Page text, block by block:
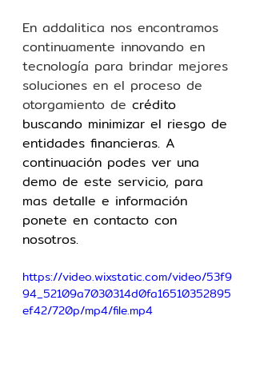
En addalitica nos encontramos
continuamente innovando en
tecnología para brindar mejores
soluciones en el proceso de
otorgamiento de crédito
buscando minimizar el riesgo de
entidades financieras. A
continuación podes ver una
demo de este servicio, para
mas detalle e información
ponete en contacto con
nosotros.
https://video.wixstatic.com/video/53f9
94_52109a7030314d0fa16510352895
ef42/720p/mp4/file.mp4